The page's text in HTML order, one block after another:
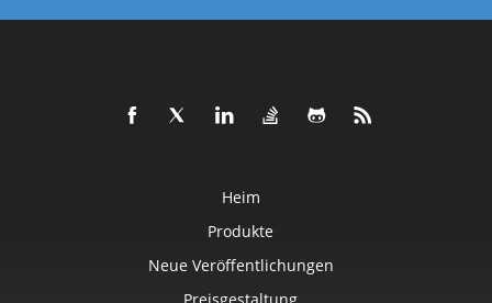
Heim
Produkte
Neue Veröffentlichungen